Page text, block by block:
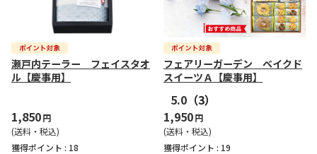
瀬戸内テーラー フェイスタオ
ル【慶事用】
1,850円
(送料・税込)
獲得ポイント : 18
フェアリーガーデン ベイクド
スイーツＡ【慶事用】
5.0 （3）
1,950円
(送料・税込)
獲得ポイント : 19